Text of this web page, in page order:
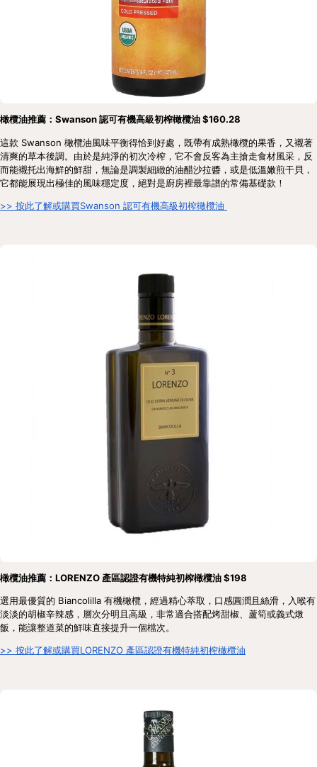
橄欖油推薦：Swanson 認可有機高級初榨橄欖油 $160.28
這款 Swanson 橄欖油風味平衡得恰到好處，既帶有成熟橄欖的果香，又襯著
清爽的草本後調。由於是純淨的初次冷榨，它不會反客為主搶走食材風采，反
而能襯托出海鮮的鮮甜，無論是調製細緻的油醋沙拉醬，或是低溫嫩煎干貝，
它都能展現出極佳的風味穩定度，絕對是廚房裡最靠譜的常備基礎款！
>> 按此了解或購買Swanson 認可有機高級初榨橄欖油
橄欖油推薦：LORENZO 產區認證有機特純初榨橄欖油 $198
選用最優質的 Biancolilla 有機橄欖，經過精心萃取，口感圓潤且絲滑，入喉有
淡淡的胡椒辛辣感，層次分明且高級，非常適合搭配烤甜椒、蘆筍或義式燉
飯，能讓整道菜的鮮味直接提升一個檔次。
>> 按此了解或購買LORENZO 產區認證有機特純初榨橄欖油